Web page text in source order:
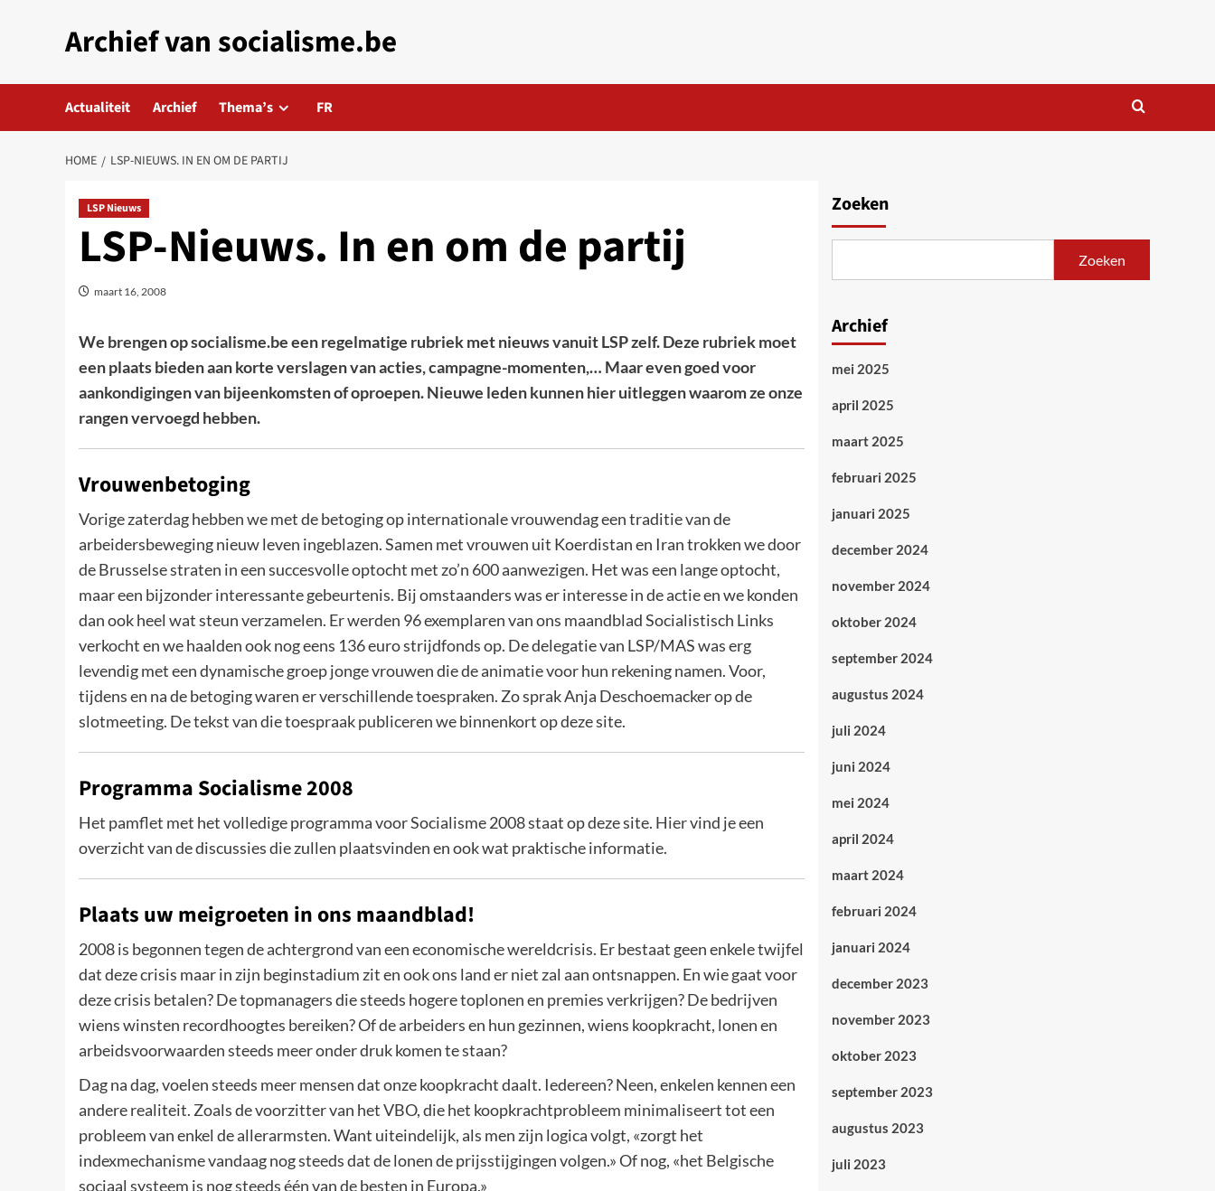
Archief van socialisme.be
Actualiteit Archief Thema’s FR
HOME LSP-NIEUWS. IN EN OM DE PARTIJ
LSP Nieuws
LSP-Nieuws. In en om de partij
maart 16, 2008
We brengen op socialisme.be een regelmatige rubriek met nieuws vanuit LSP zelf. Deze rubriek moet
een plaats bieden aan korte verslagen van acties, campagne-momenten,… Maar even goed voor
aankondigingen van bijeenkomsten of oproepen. Nieuwe leden kunnen hier uitleggen waarom ze onze
rangen vervoegd hebben.
Vrouwenbetoging
Vorige zaterdag hebben we met de betoging op internationale vrouwendag een traditie van de
arbeidersbeweging nieuw leven ingeblazen. Samen met vrouwen uit Koerdistan en Iran trokken we door
de Brusselse straten in een succesvolle optocht met zo’n 600 aanwezigen. Het was een lange optocht,
maar een bijzonder interessante gebeurtenis. Bij omstaanders was er interesse in de actie en we konden
dan ook heel wat steun verzamelen. Er werden 96 exemplaren van ons maandblad Socialistisch Links
verkocht en we haalden ook nog eens 136 euro strijdfonds op. De delegatie van LSP/MAS was erg
levendig met een dynamische groep jonge vrouwen die de animatie voor hun rekening namen. Voor,
tijdens en na de betoging waren er verschillende toespraken. Zo sprak Anja Deschoemacker op de
slotmeeting. De tekst van die toespraak publiceren we binnenkort op deze site.
Programma Socialisme 2008
Het pamflet met het volledige programma voor Socialisme 2008 staat op deze site. Hiervind je een
overzicht van de discussies die zullen plaatsvinden en ook wat praktische informatie.
Plaats uw meigroeten in ons maandblad!
2008 is begonnen tegen de achtergrond van een economische wereldcrisis. Er bestaat geen enkele twijfel
dat deze crisis maar in zijn beginstadium zit en ook ons land er niet zal aan ontsnappen. En wie gaat voor
deze crisis betalen? De topmanagers die steeds hogere toplonen en premies verkrijgen? De bedrijven
wiens winsten recordhoogtes bereiken? Of de arbeiders en hun gezinnen, wiens koopkracht, lonen en
arbeidsvoorwaarden steeds meer onder druk komen te staan?
Dag na dag, voelen steeds meer mensen dat onze koopkracht daalt. Iedereen? Neen, enkelen kennen een
andere realiteit. Zoals de voorzitter van het VBO, die het koopkrachtprobleem minimaliseert tot een
probleem van enkel de allerarmsten. Want uiteindelijk, als men zijn logica volgt, «zorgt het
indexmechanisme vandaag nog steeds dat de lonen de prijsstijgingen volgen.» Of nog, «het Belgische
sociaal systeem is nog steeds één van de besten in Europa.»
Zoeken
Zoeken
Archief
mei 2025
april 2025
maart 2025
februari 2025
januari 2025
december 2024
november 2024
oktober 2024
september 2024
augustus 2024
juli 2024
juni 2024
mei 2024
april 2024
maart 2024
februari 2024
januari 2024
december 2023
november 2023
oktober 2023
september 2023
augustus 2023
juli 2023